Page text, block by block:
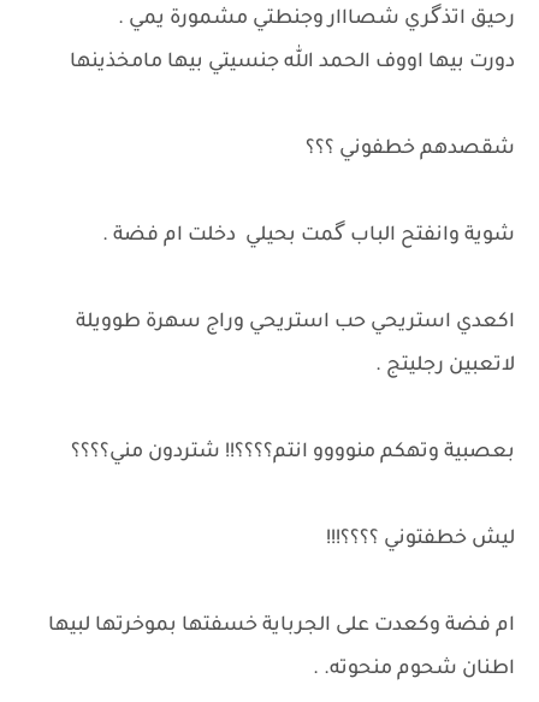
رحيق اتذگري شصااار وجنطتي مشمورة يمي .
دورت بيها اووف الحمد الله جنسيتي بيها مامخذينها
شقصدهم خطفوني ؟؟؟
شوية وانفتح الباب گمت بحيلي دخلت ام فضة .
اكعدي استريحي حب استريحي وراج سهرة طوويلة
لاتعبين رجليتج .
بعصبية وتهكم منوووو انتم؟؟؟؟!! شتردون مني؟؟؟؟
ليش خطفتوني ؟؟؟؟!!!
ام فضة وكعدت على الجرباية خسفتها بموخرتها لبيها
اطنان شحوم منحوته. .